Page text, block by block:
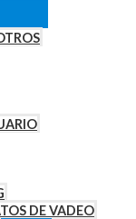
DE VADEO